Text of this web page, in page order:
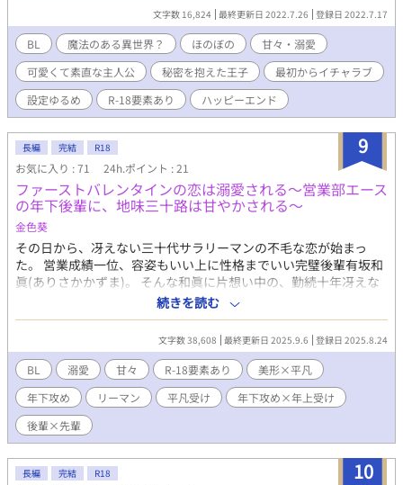
文字数 16,824 最終更新日 2022.7.26 登録日 2022.7.17
BL 魔法のある異世界？ ほのぼの
甘々・溺愛
可愛くて素直な主人公
秘密を抱えた王子
最初からイチャラブ
設定ゆるめ
R-18要素あり ハッピーエンド
9
長編 完結 R18
お気に入り : 71 24h.ポイント : 21
ファーストバレンタインの恋は溺愛される～営業部エース
の年下後輩に、地味三十路は甘やかされる～
金色葵
その日から、冴えない三十代サラリーマンの不毛な恋が始まっ
た。 営業成績一位、容姿もいい上に性格までいい完璧後輩有坂和
眞(ありさかかずま)。 そんな和眞に片想い中の、勤続十年冴えな
い平凡サラリーマン淀太一(よどたいち)。 叶わない恋だって分か
りきっているけれど......バレンタインに思いきって想いを告げた
ら、 甘く優しく愛されて―――― 営業部エースの完璧後輩×三十
代の冴えない地味先輩 仕事も恋も不器用な地味リーマン初めての
恋。今日から二人で幸せな時間が始まる――。 R-18 毎週、火、
金、更新。
続きを読む
文字数 38,608 最終更新日 2025.9.6 登録日 2025.8.24
BL 溺愛 甘々 R-18要素あり
美形×平凡
年下攻め
リーマン 平凡受け
年下攻め×年上受け
後輩×先輩
10
長編 完結 R18